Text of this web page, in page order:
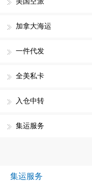
加拿大海运
一件代发
全美私卡
入仓中转
集运服务
集运服务